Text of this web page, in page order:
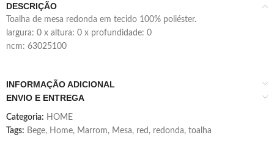
DESCRIÇÃO
toalha de mesa redonda em tecido 100% poliéster.
largura: 0 x altura: 0 x profundidade: 0
ncm: 63025100
INFORMAÇÃO ADICIONAL
ENVIO E ENTREGA
Categoria: HOME
Tags: Bege, Home, Marrom, Mesa, red , redonda, toalha